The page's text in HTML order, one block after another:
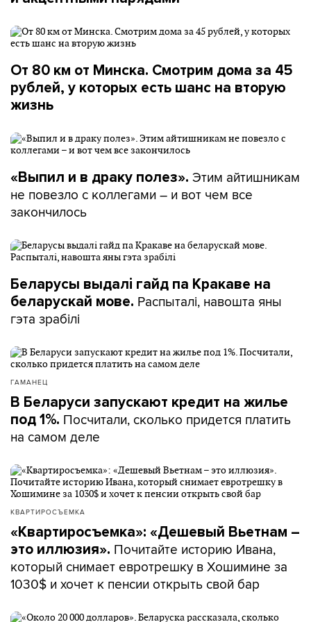
От 80 км от Минска. Смотрим дома за 45
рублей, у которых есть шанс на вторую
жизнь
«Выпил и в драку полез». Этим айтишникам
не повезло с коллегами – и вот чем все
закончилось
Беларусы выдалі гайд па Кракаве на
беларускай мове. Распыталі, навошта яны
гэта зрабілі
ГАМАНЕЦ
В Беларуси запускают кредит на жилье
под 1%. Посчитали, сколько придется платить
на самом деле
КВАРТИРОСЪЕМКА
«Квартиросъемка»: «Дешевый Вьетнам –
это иллюзия». Почитайте историю Ивана,
который снимает евротрешку в Хошимине за
1030$ и хочет к пенсии открыть свой бар